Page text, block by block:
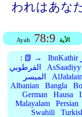
われはあな
Ayah 78:9 الأية
: 📗 →
القرطوبي
الميسر
Albanian
Bangla
German
Hausa
Malayalam
Persian
Swahili